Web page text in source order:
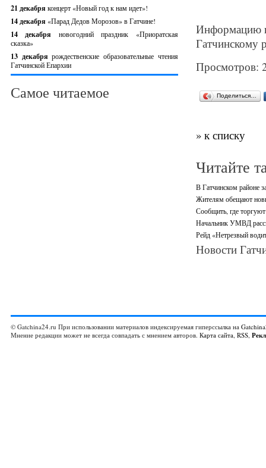
21 декабря концерт «Новый год к нам идет»!
14 декабря «Парад Дедов Морозов» в Гатчине!
14 декабря новогодний праздник «Приоратская
сказка»
13 декабрярождественские образовательные чтения
Гатчинской Епархии
Самое читаемое
Информацию
Гатчинскому
Просмотров:
Поделиться…
» к списку
Читайте
В Гатчинском районе
Жителям обещают
Сообщить, где
Начальник УМВД
Рейд «Нетрезвый
Новости
© Gatchina24.ru При использовании материалов индексируемая гиперссылка на
Мнение редакции может не всегда совпадать с мнением авторов. Карта сайта, RSS,